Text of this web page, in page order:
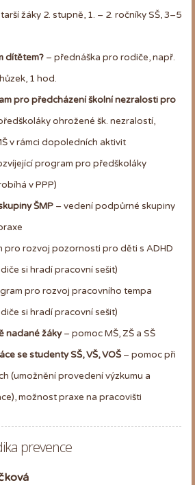
žáky 2. stupně, 1. – 2. ročníky SŠ, 3–5
dítětem? – přednáška pro rodiče, např.
1 hod.
pro předcházení školní nezralosti pro
ohrožené šk. nezralostí,
v rámci dopoledních aktivit
program pro předškoláky
v PPP)
ŠMP – vedení podpůrné skupiny
pro rozvoj pozornosti pro děti s ADHD
si hradí pracovní sešit)
pro rozvoj pracovního tempa
si hradí pracovní sešit)
nadané žáky– pomoc MŠ, ZŠ a SŠ
se studenty SŠ, VŠ, VOŠ– pomoc při
(umožnění provedení výzkumu a
možnost praxe na pracovišti
prevence